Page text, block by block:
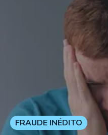
FRAUDE INÉDITO